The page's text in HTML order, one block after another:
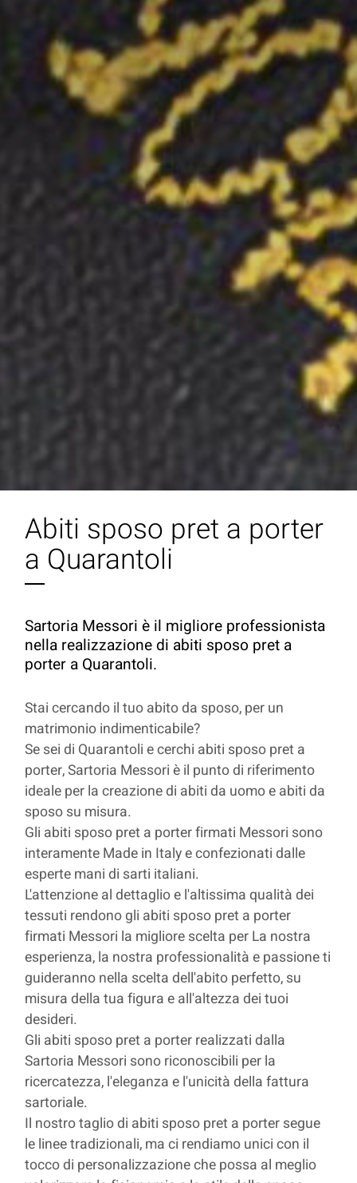
Abiti sposo pret a porter
a Quarantoli
Sartoria Messori è il migliore professionista
nella realizzazione di abiti sposo pret a
porter a Quarantoli.
Stai cercando il tuo abito da sposo, per un
matrimonio indimenticabile?
Se sei di Quarantoli e cerchi abiti sposo pret a
porter, Sartoria Messori è il punto di riferimento
ideale per la creazione di abiti da uomo e abiti da
sposo su misura.
Gli abiti sposo pret a porter firmati Messori sono
interamente Made in Italy e confezionati dalle
esperte mani di sarti italiani.
L'attenzione al dettaglio e l'altissima qualità dei
tessuti rendono gli abiti sposo pret a porter
firmati Messori la migliore scelta per La nostra
esperienza, la nostra professionalità e passione ti
guideranno nella scelta dell'abito perfetto, su
misura della tua figura e all'altezza dei tuoi
desideri.
Gli abiti sposo pret a porter realizzati dalla
Sartoria Messori sono riconoscibili per la
ricercatezza, l'eleganza e l'unicità della fattura
sartoriale.
Il nostro taglio di abiti sposo pret a porter segue
le linee tradizionali, ma ci rendiamo unici con il
tocco di personalizzazione che possa al meglio